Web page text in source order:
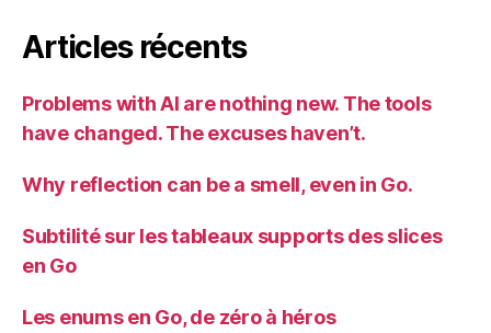
Articles récents
Problems with AI are nothing new. The tools
have changed. The excuses haven’t.
Why reflection can be a smell, even in Go.
Subtilité sur les tableaux supports des slices
en Go
Les enums en Go, de zéro à héros